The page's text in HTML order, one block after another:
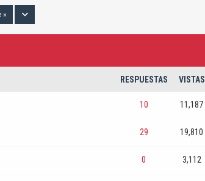
»
RESPUESTAS VISTAS
10 11,187
29 19,810
0 3,112